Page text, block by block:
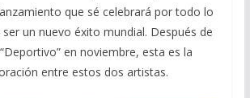
que sé celebrará por todo lo
un nuevo éxito mundial. Después de
en noviembre, esta es la
entre estos dos artistas.